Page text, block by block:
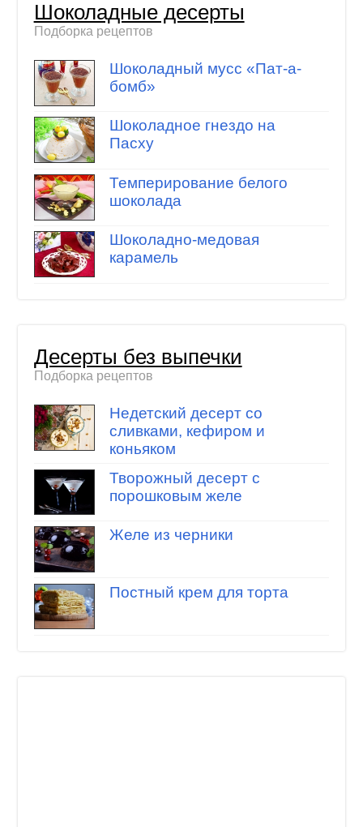
Шоколадные десерты
Подборка рецептов
Шоколадный мусс «Пат-а-
бомб»
Шоколадное гнездо на
Пасху
Темперирование белого
шоколада
Шоколадно-медовая
карамель
Десерты без выпечки
Подборка рецептов
Недетский десерт со
сливками, кефиром и
коньяком
Творожный десерт с
порошковым желе
Желе из черники
Постный крем для торта